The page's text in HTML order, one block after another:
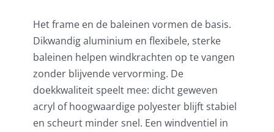
Het frame en de baleinen vormen de basis.
Dikwandig aluminium en flexibele, sterke
baleinen helpen windkrachten op te vangen
zonder blijvende vervorming. De
doekkwaliteit speelt mee: dicht geweven
acryl of hoogwaardige polyester blijft stabiel
en scheurt minder snel. Een windventiel in